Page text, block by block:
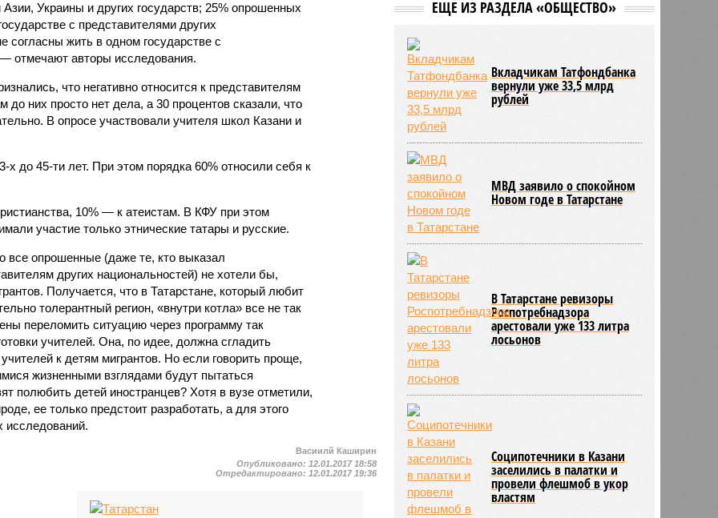
Украины и других государств; 25% опрошенных
с представителями других
согласны жить в одном государстве с
отмечают авторы исследования.
что негативно относится к представителям
до них просто нет дела, а 30 процентов сказали, что
В опросе участвовали учителя школ Казани и
х до 45-ти лет. При этом порядка 60% относили себя к
10% — к атеистам. В КФУ при этом
участие только этнические татары и русские.
все опрошенные (даже те, кто выказал
других национальностей) не хотели бы,
Получается, что в Татарстане, который любит
толерантный регион, «внутри котла» все не так
переломить ситуацию через программу так
учителей. Она, по идее, должна сгладить
к детям мигрантов. Но если говорить проще,
жизненными взглядами будут пытаться
полюбить детей иностранцев? Хотя в вузе отметили,
ее только предстоит разработать, а для этого
исследований.
Васиилй Каширин
Опубликовано: 12.01.2017 18:58
Отредактировано: 12.01.2017 19:36
ЕЩЕ ИЗ РАЗДЕЛА «ОБЩЕСТВО»
Вкладчикам Татфондбанка
вернули уже 33,5 млрд
рублей
МВД заявило о спокойном
Новом годе в Татарстане
В Татарстане ревизоры
Роспотребнадзора
арестовали уже 133 литра
лосьонов
Соципотечники в Казани
заселились в палатки и
провели флешмоб в укор
властям